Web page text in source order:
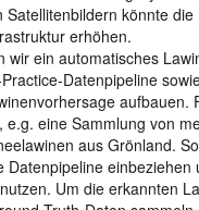
könnte
erhöhen.
wir ein automatisches
Datenpipeline
eine Sammlung von
aus Grönland.
Um die erkannten